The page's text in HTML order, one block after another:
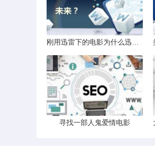
寻找一部人鬼爱情电影